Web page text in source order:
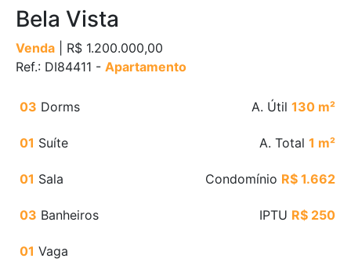
Bela Vista
Venda | R$ 1.200.000,00
Ref.: DI84411 - Apartamento
03 Dorms
01 Suíte
01 Sala
03 Banheiros
01 Vaga
A. Útil 130 m²
A. Total 1 m²
Condomínio R$ 1.662
IPTU R$ 250